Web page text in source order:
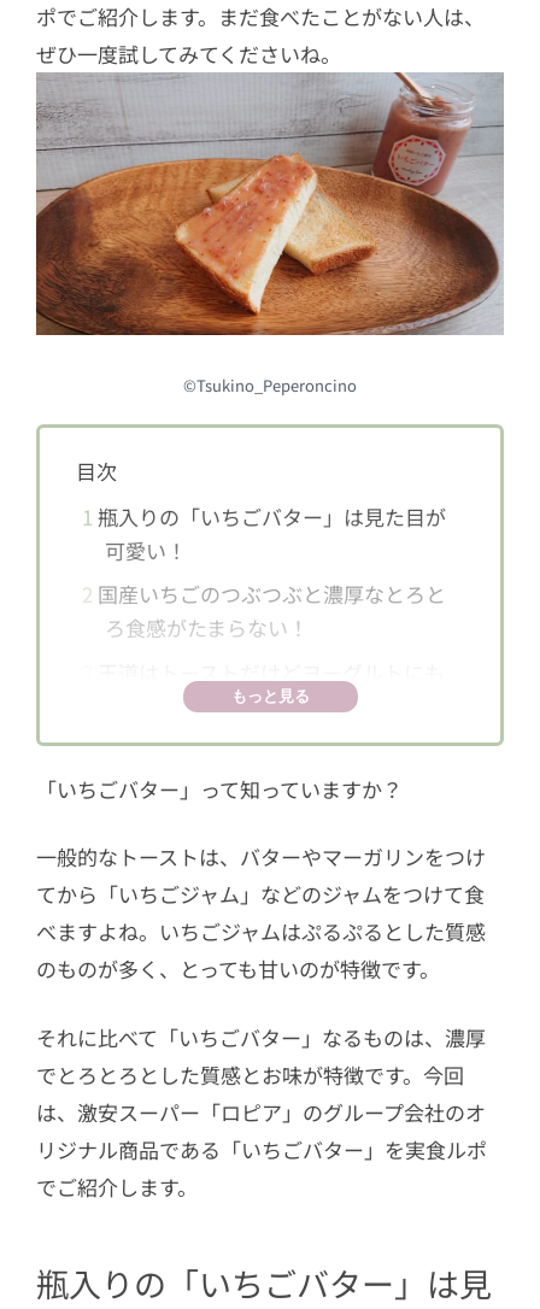
ポでご紹介します。まだ食べたことがない人は、
ぜひ一度試してみてくださいね。
©Tsukino_Peperoncino
目次
1 瓶入りの「いちごバター」は見た目が
可愛い！
2 国産いちごのつぶつぶと濃厚なとろと
ろ食感がたまらない！
もっと見る
「いちごバター」って知っていますか？
一般的なトーストは、バターやマーガリンをつけ
てから「いちごジャム」などのジャムをつけて食
べますよね。いちごジャムはぷるぷるとした質感
のものが多く、とっても甘いのが特徴です。
それに比べて「いちごバター」なるものは、濃厚
でとろとろとした質感とお味が特徴です。今回
は、激安スーパー「ロピア」のグループ会社のオ
リジナル商品である「いちごバター」を実食ルポ
でご紹介します。
瓶入りの「いちごバター」は見